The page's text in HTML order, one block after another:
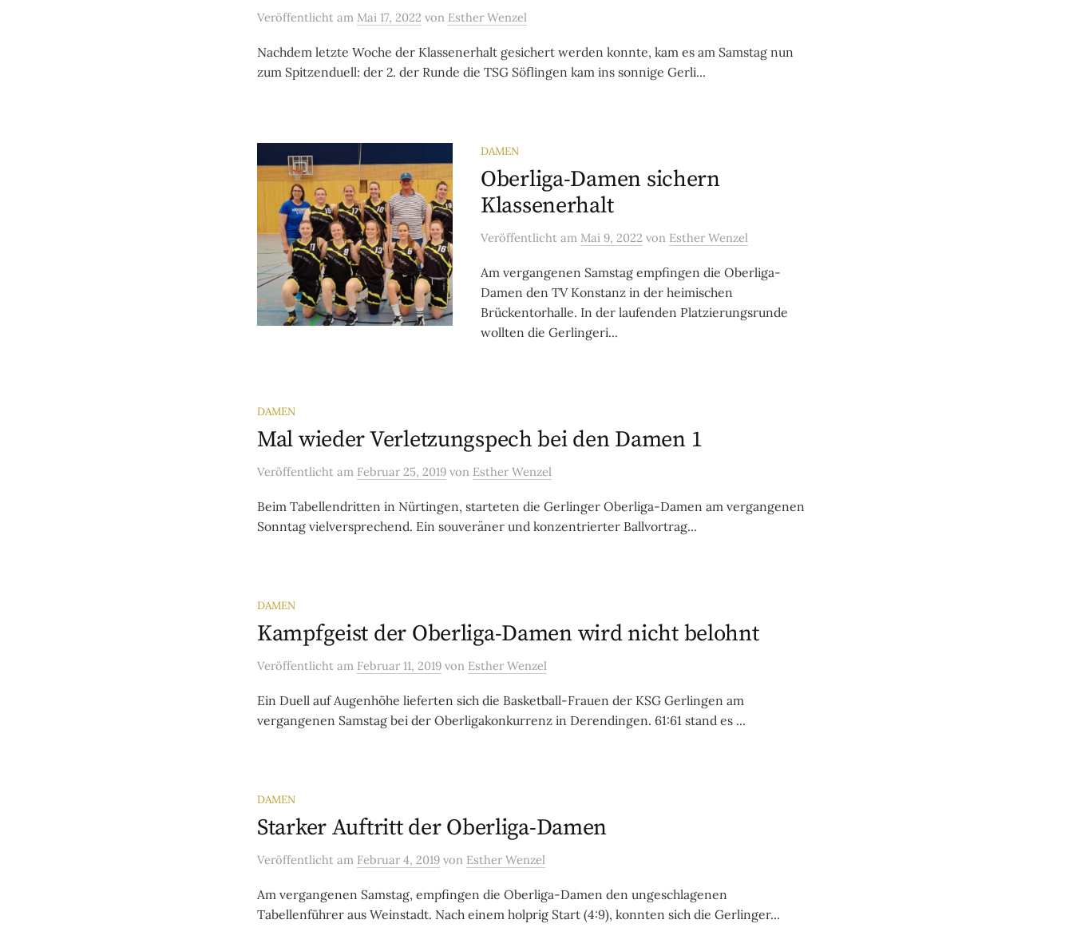
Veröffentlicht am Mai 17, 2022 von Esther Wenzel
Nachdem letzte Woche der Klassenerhalt gesichert werden konnte, kam es am Samstag nun
zum Spitzenduell: der 2. der Runde die TSG Söflingen kam ins sonnige Gerli...
DAMEN
Oberliga-Damen sichern
Klassenerhalt
Veröffentlicht am Mai 9, 2022 von Esther Wenzel
Am vergangenen Samstag empfingen die Oberliga-
Damen den TV Konstanz in der heimischen
Brückentorhalle. In der laufenden Platzierungsrunde
wollten die Gerlingeri...
DAMEN
Mal wieder Verletzungspech bei den Damen 1
Veröffentlicht am Februar 25, 2019 von Esther Wenzel
Beim Tabellendritten in Nürtingen, starteten die Gerlinger Oberliga-Damen am vergangenen
Sonntag vielversprechend. Ein souveräner und konzentrierter Ballvortrag...
DAMEN
Kampfgeist der Oberliga-Damen wird nicht belohnt
Veröffentlicht am Februar 11, 2019 von Esther Wenzel
Ein Duell auf Augenhöhe lieferten sich die Basketball-Frauen der KSG Gerlingen am
vergangenen Samstag bei der Oberligakonkurrenz in Derendingen. 61:61 stand es ...
DAMEN
Starker Auftritt der Oberliga-Damen
Veröffentlicht am Februar 4, 2019 von Esther Wenzel
Am vergangenen Samstag, empfingen die Oberliga-Damen den ungeschlagenen
Tabellenführer aus Weinstadt. Nach einem holprig Start (4:9), konnten sich die Gerlinger...